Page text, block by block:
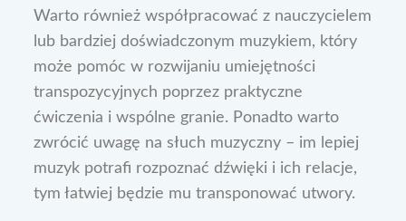
Warto również współpracować z nauczycielem
lub bardziej doświadczonym muzykiem, który
może pomóc w rozwijaniu umiejętności
transpozycyjnych poprzez praktyczne
ćwiczenia i wspólne granie. Ponadto warto
zwrócić uwagę na słuch muzyczny – im lepiej
muzyk potrafi rozpoznać dźwięki i ich relacje,
tym łatwiej będzie mu transponować utwory.